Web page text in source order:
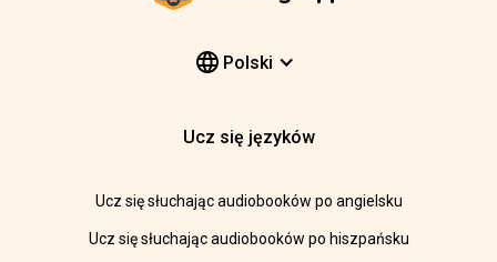
Polski
Ucz się języków
Ucz się słuchając audiobooków po angielsku
Ucz się słuchając audiobooków po hiszpańsku